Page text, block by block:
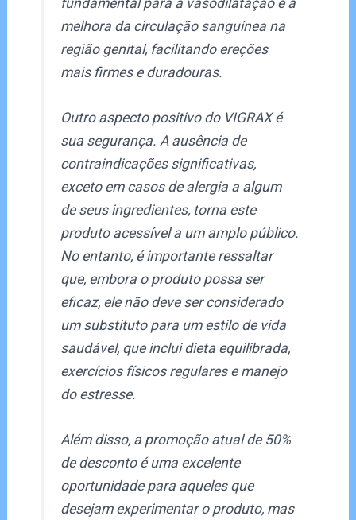
melhora da circulação sanguínea na
região genital, facilitando ereções
mais firmes e duradouras.
Outro aspecto positivo do VIGRAX é
sua segurança. A ausência de
contraindicações significativas,
exceto em casos de alergia a algum
de seus ingredientes, torna este
produto acessível a um amplo público.
No entanto, é importante ressaltar
que, embora o produto possa ser
eficaz, ele não deve ser considerado
um substituto para um estilo de vida
saudável, que inclui dieta equilibrada,
exercícios físicos regulares e manejo
do estresse.
Além disso, a promoção atual de 50%
de desconto é uma excelente
oportunidade para aqueles que
desejam experimentar o produto, mas